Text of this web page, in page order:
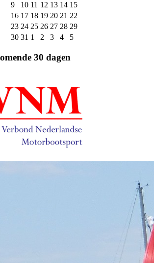
9
10 11 12 13 14 15
16 17 18 19 20 21 22
23 24 25 26 27 28 29
30 31 1 2 3 4 5
30 dagen